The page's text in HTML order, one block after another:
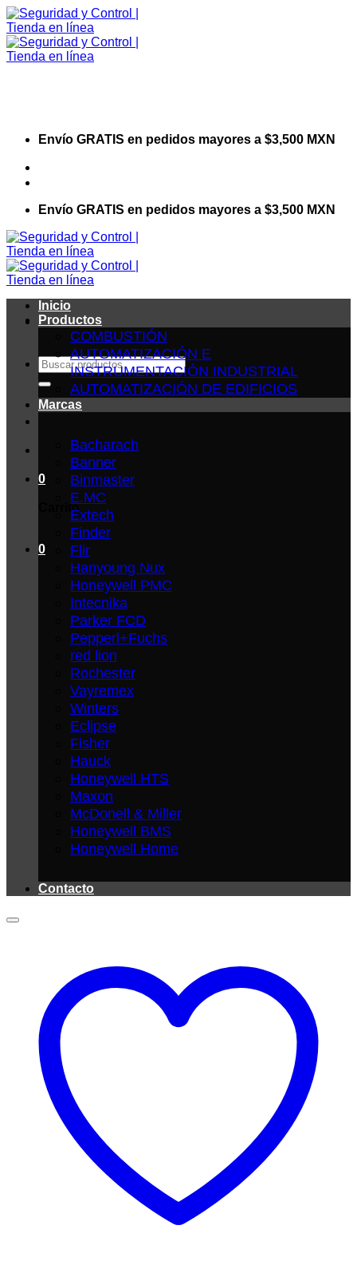
Saltar
al
contenido
Envío GRATIS en pedidos mayores a $3,500 MXN
Envío GRATIS en pedidos mayores a $3,500 MXN
Buscar
por:
0
Carrito
0
Inicio
Productos
COMBUSTIÓN
AUTOMATIZACIÓN E
INSTRUMENTACIÓN INDUSTRIAL
AUTOMATIZACIÓN DE EDIFICIOS
Marcas
Bacharach
Banner
Binmaster
E.MC
Extech
Finder
Flir
Hanyoung Nux
Honeywell PMC
Intecnika
Parker FCD
Pepperl+Fuchs
red lion
Rochester
Vayremex
Winters
Eclipse
Fisher
Hauck
Honeywell HTS
Maxon
McDonell & Miller
Honeywell BMS
Honeywell Home
Contacto